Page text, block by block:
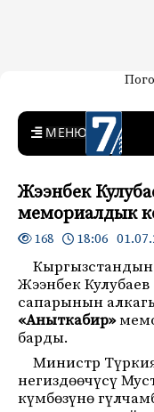
7-
Жаңылыктар —
MENU
Жээнбек
мемориалдык
168 18:06
Жээнбек
сапарынын
«Аныткабир»
барды.
Министр
негиздөөчүсү
күмбөзүнө